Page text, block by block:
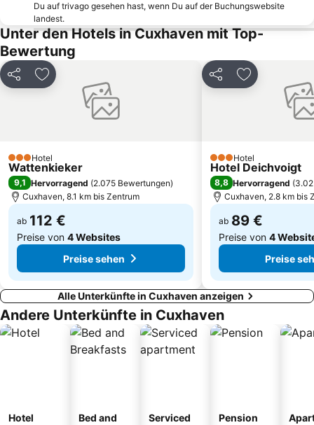
Zur Erholung
Stadtbremisches Überseehafengebiet Bremerhaven
Am Ankerplatz
Lüdingworth
Museum Nationalparkhaus Fedderwardersiel
Zoo im Kurpark Döse
Wattwagenfahrt zur Insel Neuwerk
Käpt´n Cux´s Hafen
Technik-Museum U-Boot Wilhelm Bauer
Am Wasserturm
Hafenrundfahrt Weser-Stromkaje
Friedrichskoog Seal Station
Du auf trivago gesehen hast, wenn Du auf der Buchungswebsite
landest.
Unter den Hotels in Cuxhaven mit Top-
Bewertung
Teilen Zu Favoriten hinzufügen
3 Sterne
Hotel
Wattenkieker
9,1 Hervorragend (2.075 Bewertungen)
Cuxhaven, 8.1 km bis Zentrum
ab 112 €
Preise von 4 Websites
Preise sehen
Teilen Zu Favoriten
3 Sterne
Hotel
Hotel Deichvoigt
8,8 Hervorragend (
Cuxhaven, 2.8 km bis
ab 89 €
Preise von 4
Preise
Alle Unterkünfte in Cuxhaven anzeigen
Andere Unterkünfte in Cuxhaven
Hotel
Bed and
Serviced
Pension